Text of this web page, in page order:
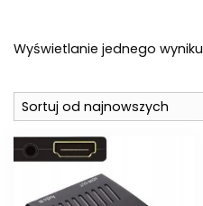
Wyświetlanie jednego wyniku